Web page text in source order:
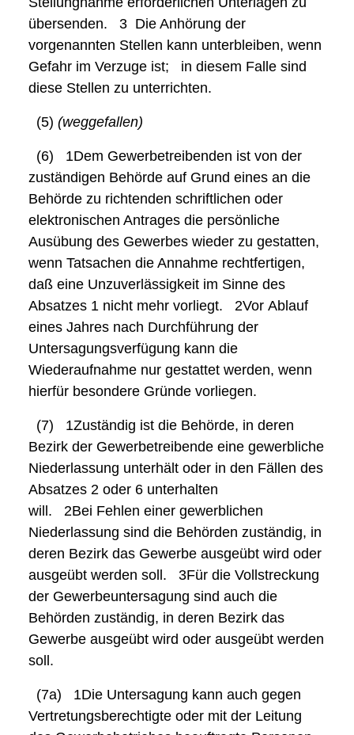
übersenden.
3 Die Anhörung der
vorgenannten Stellen kann unterbleiben, wenn
Gefahr im Verzuge ist;
in diesem Falle sind
diese Stellen zu unterrichten.
(5) (weggefallen)
(6) 1Dem Gewerbetreibenden ist von der
zuständigen Behörde auf Grund eines an die
Behörde zu richtenden schriftlichen oder
elektronischen Antrages die persönliche
Ausübung des Gewerbes wieder zu gestatten,
wenn Tatsachen die Annahme rechtfertigen,
daß eine Unzuverlässigkeit im Sinne des
Absatzes 1 nicht mehr vorliegt.
2Vor Ablauf
eines Jahres nach Durchführung der
Untersagungsverfügung kann die
Wiederaufnahme nur gestattet werden, wenn
hierfür besondere Gründe vorliegen.
(7) 1Zuständig ist die Behörde, in deren
Bezirk der Gewerbetreibende eine gewerbliche
Niederlassung unterhält oder in den Fällen des
Absatzes 2 oder 6 unterhalten
will.
2Bei Fehlen einer gewerblichen
Niederlassung sind die Behörden zuständig, in
deren Bezirk das Gewerbe ausgeübt wird oder
ausgeübt werden soll.
3Für die Vollstreckung
der Gewerbeuntersagung sind auch die
Behörden zuständig, in deren Bezirk das
Gewerbe ausgeübt wird oder ausgeübt werden
soll.
(7a) 1Die Untersagung kann auch gegen
Vertretungsberechtigte oder mit der Leitung